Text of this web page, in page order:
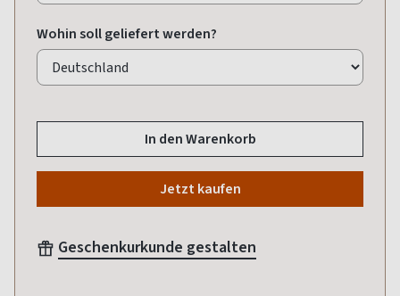
Wohin soll geliefert werden?
In den Warenkorb
Jetzt kaufen
Geschenkurkunde gestalten